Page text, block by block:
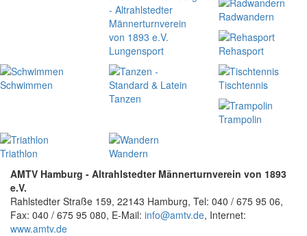
Lungensport
Radwandern
Rehasport
Schwimmen
Tanzen
Tischtennis
Trampolin
Triathlon
Wandern
AMTV Hamburg - Altrahlstedter Männerturnverein von 1893
e.V.
Rahlstedter Straße 159, 22143 Hamburg, Tel: 040 / 675 95 06,
Fax: 040 / 675 95 080, E-Mail: info@amtv.de, Internet:
www.amtv.de